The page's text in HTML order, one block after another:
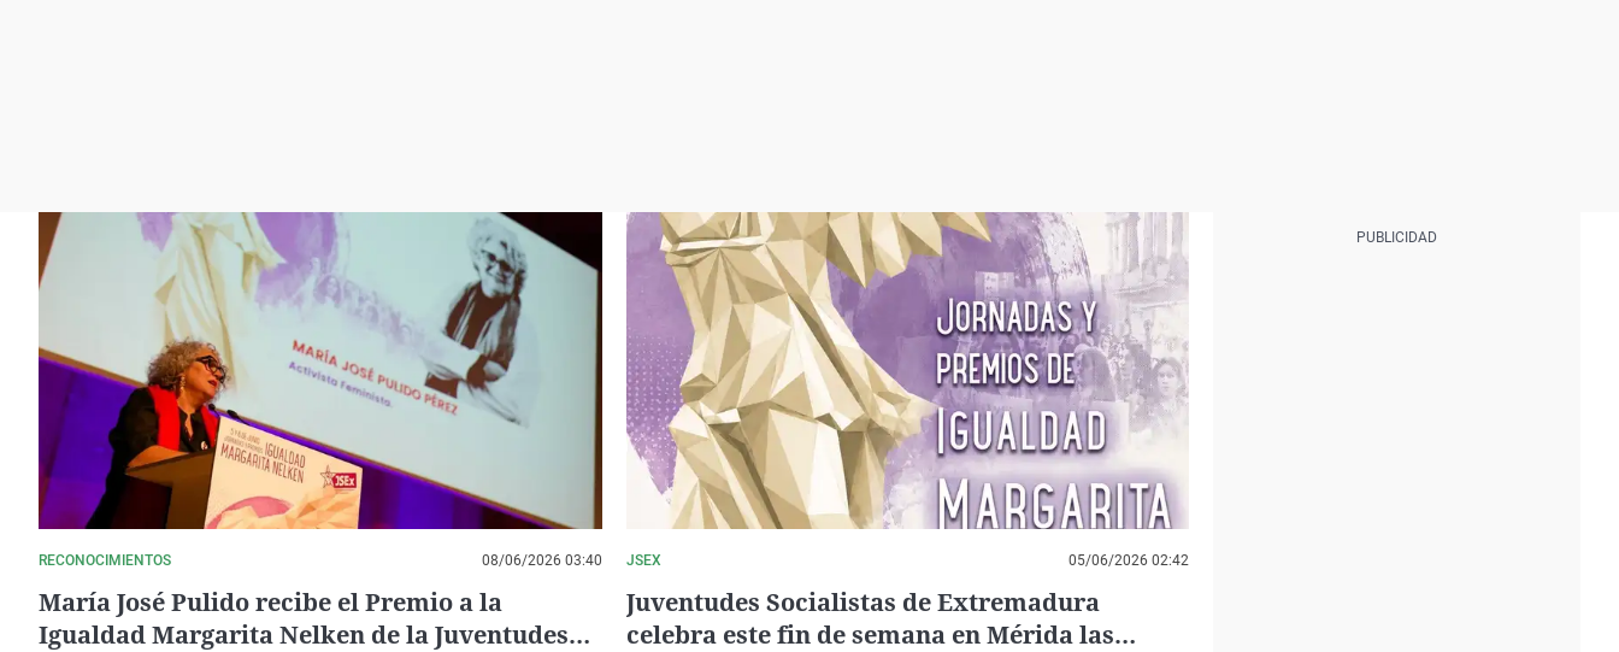
RECONOCIMIENTOS 08/06/2026 03:40
María José Pulido recibe el Premio a la
Igualdad Margarita Nelken de la Juventudes
JSEX 05/06/2026 02:42
Juventudes Socialistas de Extremadura
celebra este fin de semana en Mérida las